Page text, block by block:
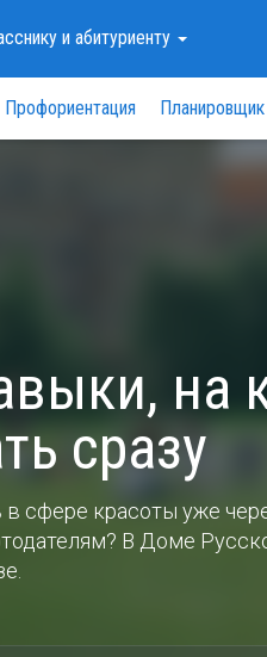
и абитуриенту
Профориентация
на
сразу
сфере красоты уже
В Доме